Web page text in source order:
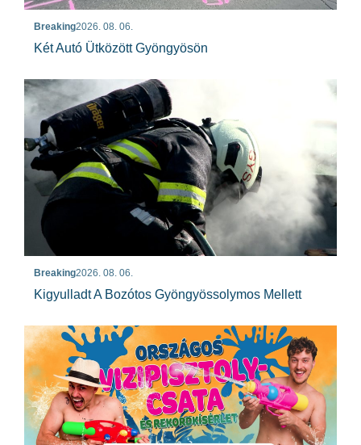
Breaking2026. 08. 06.
Két Autó Ütközött Gyöngyösön
Breaking2026. 08. 06.
Kigyulladt A Bozótos Gyöngyössolymos Mellett